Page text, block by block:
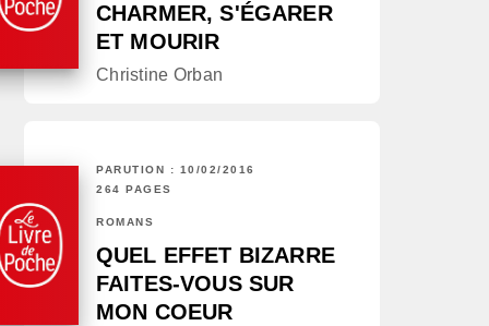
CHARMER, S'ÉGARER
ET MOURIR
Christine Orban
PARUTION : 10/02/2016
264 PAGES
ROMANS
QUEL EFFET BIZARRE
FAITES-VOUS SUR
MON COEUR